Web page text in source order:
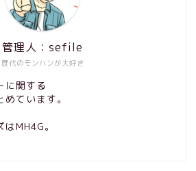
歴代のモンハンが大好き
管理人：sefile
に関する
ています。
MH4G。